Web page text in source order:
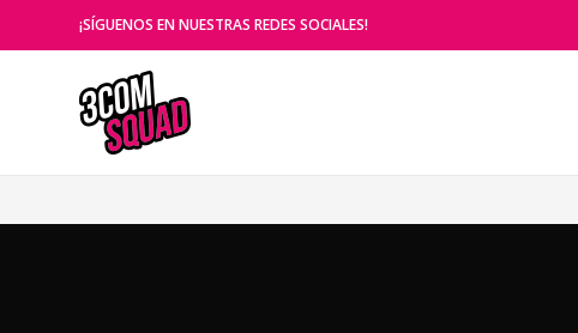
¡SÍGUENOS EN NUESTRAS REDES SOCIALES!